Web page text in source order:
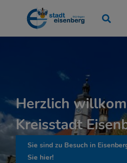
Herzlich
Kreisstadt
Sie sind zu Besuch in
Sie hier!